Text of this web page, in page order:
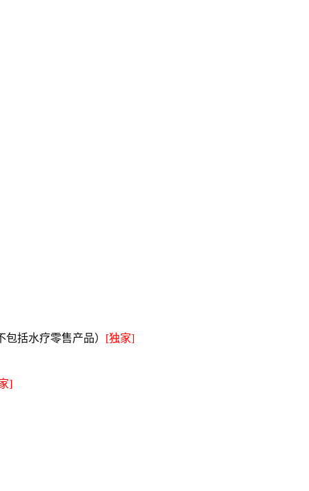
括水疗零售产品） [独家]
]